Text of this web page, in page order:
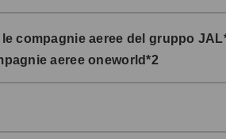
compagnie aeree del gruppo
aeree oneworld*2